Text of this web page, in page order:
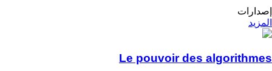
إصدارات
المزيد
Le pouvoir des algorithmes